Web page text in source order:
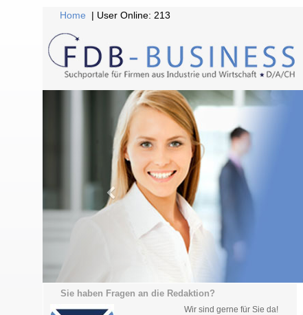
Home | User Online: 213
Sie haben Fragen an die Redaktion?
Wir sind gerne für Sie da!